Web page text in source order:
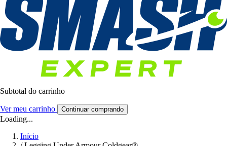
Subtotal do carrinho
Ver meu carrinho Continuar comprando
Loading...
Início